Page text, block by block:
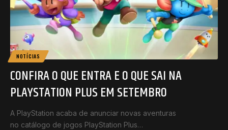
NOTÍCIAS
CONFIRA O QUE ENTRA E O QUE SAI NA
PLAYSTATION PLUS EM SETEMBRO
A PlayStation acaba de anunciar novas aventuras
no catálogo de jogos PlayStation Plus…